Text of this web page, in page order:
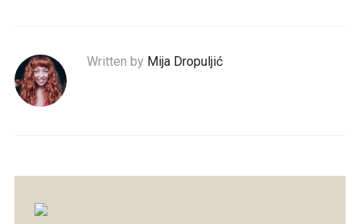
Written by Mija Dropuljić